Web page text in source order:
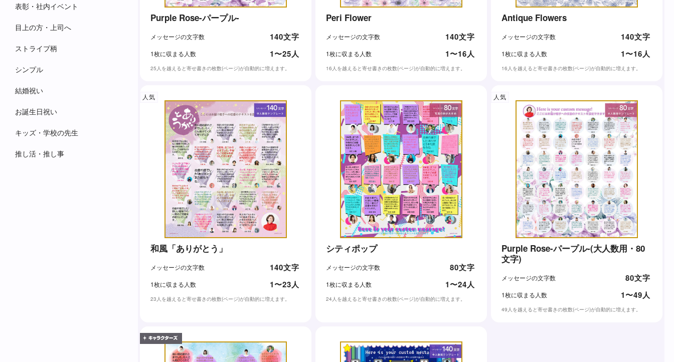
表彰・社内イベント
目上の方・上司へ
ストライプ柄
シンプル
結婚祝い
お誕生日祝い
キッズ・学校の先生
推し活・推し事
Purple Rose-パープル-
メッセージの文字数 140文字
1枚に収まる人数 1〜25人
25人を越えると寄せ書きの枚数(ページ)が自動的に増えます。
Peri Flower
メッセージの文字数 140文字
1枚に収まる人数 1〜16人
16人を越えると寄せ書きの枚数(ページ)が自動的に増えます。
Antique Flowers
メッセージの文字数 140文字
1枚に収まる人数 1〜16人
16人を越えると寄せ書きの枚数(ページ)が自動的に増えます。
人気
和風「ありがとう」
メッセージの文字数 140文字
1枚に収まる人数 1〜23人
23人を越えると寄せ書きの枚数(ページ)が自動的に増えます。
シティポップ
メッセージの文字数 80文字
1枚に収まる人数 1〜24人
24人を越えると寄せ書きの枚数(ページ)が自動的に増えます。
人気
Purple Rose-パープル-(大人数用・80
文字)
メッセージの文字数 80文字
1枚に収まる人数 1〜49人
49人を越えると寄せ書きの枚数(ページ)が自動的に増えます。